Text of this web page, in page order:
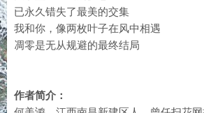
已永久错失了最美的交集
我和你，像两枚叶子在风中相遇
凋零是无从规避的最终结局
作者简介：